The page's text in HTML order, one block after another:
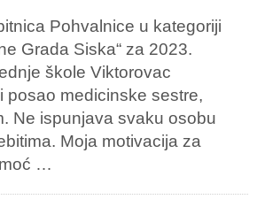
Pohvalnice u kategoriji
Grada Siska“ za 2023.
škole Viktorovac
posao medicinske sestre,
Ne ispunjava svaku osobu
Moja motivacija za
…